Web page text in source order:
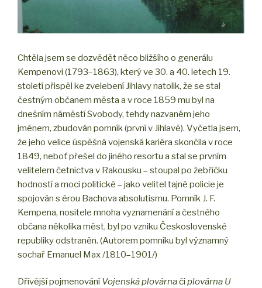
Chtěla jsem se dozvědět něco bližšího o generálu
Kempenovi (1793–1863), který ve 30. a 40. letech 19.
století přispěl ke zvelebení Jihlavy natolik, že se stal
čestným občanem města a v roce 1859 mu byl na
dnešním náměstí Svobody, tehdy nazvaném jeho
jménem, zbudován pomník (první v Jihlavě). Vyčetla jsem,
že jeho velice úspěšná vojenská kariéra skončila v roce
1849, neboť přešel do jiného resortu a stal se prvním
velitelem četnictva v Rakousku – stoupal po žebříčku
hodností a moci politické – jako velitel tajné policie je
spojován s érou Bachova absolutismu. Pomník J. F.
Kempena, nositele mnoha vyznamenání a čestného
občana několika měst, byl po vzniku Československé
republiky odstraněn. (Autorem pomníku byl významný
sochař Emanuel Max /1810–1901/)
Dřívější pojmenováníVojenská plovárnači plovárna U